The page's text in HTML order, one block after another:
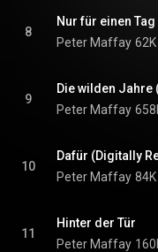
8
Nur für einen
Peter Maffay
9
Die wilden Jahre
Peter Maffay
10
Dafür (Digitally
Peter Maffay
11
Hinter der Tür
Peter Maffay